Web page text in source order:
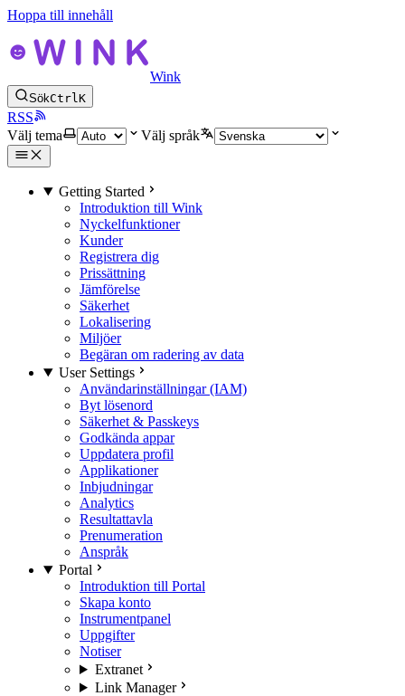
Hoppa till innehåll
Wink
SökCtrlK
RSS
Välj tema
Välj språk
Getting Started
Introduktion till Wink
Nyckelfunktioner
Kunder
Registrera dig
Prissättning
Jämförelse
Säkerhet
Lokalisering
Miljöer
Begäran om radering av data
User Settings
Användarinställningar (IAM)
Byt lösenord
Säkerhet & Passkeys
Godkända appar
Uppdatera profil
Applikationer
Inbjudningar
Analytics
Resultattavla
Prenumeration
Anspråk
Portal
Introduktion till Portal
Skapa konto
Instrumentpanel
Uppgifter
Notiser
Extranet
Link Manager